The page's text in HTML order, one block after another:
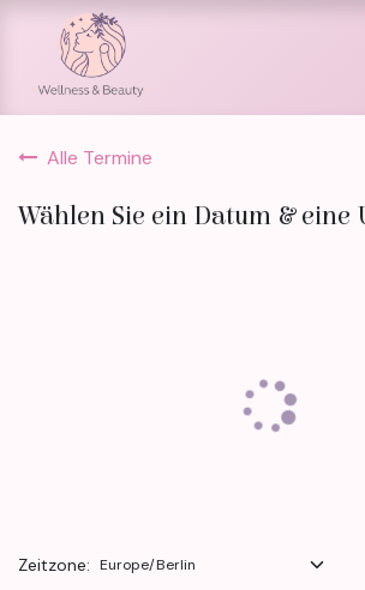
Zum Inhalt springen
Alle Termine
Wählen Sie ein Datum & eine
Zeitzone: